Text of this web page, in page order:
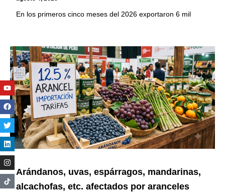
En los primeros cinco meses del 2026 exportaron 6 mil
Arándanos, uvas, espárragos, mandarinas,
alcachofas, etc. afectados por aranceles
Youtube
Facebook
Twitter
Linkedin
Instagram